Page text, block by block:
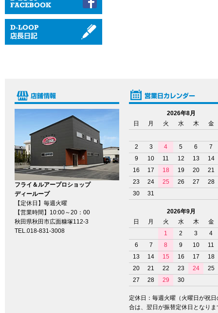
フライ＆ルアープロショップ
ディーループ
【定休日】毎週火曜
【営業時間】10:00～20：00
秋田県秋田市広面糠塚112-3
TEL.018-831-3008
2026年8月
日
月 火 水 木 金
2 3 4 5 6
7
9
10 11 12 13
14
16
17 18 19 20
21
23
24 25 26 27
28
30
31
2026年9月
日
月 火 水 木
金
1
2 3
4
6
7 8 9 10
11
13
14 15 16 17
18
20
21 22 23 24
25
27
28 29 30
定休日：毎週火曜（火曜日が祝日
合は、翌日が振替定休日となりま